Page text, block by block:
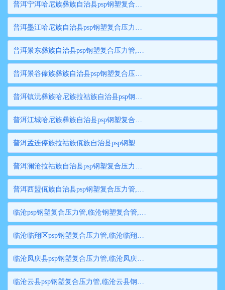
普洱宁洱哈尼族彝族自治县psp钢塑复合压力管,普洱宁洱哈尼族彝族自治县钢塑复合管,普洱宁洱哈尼族彝族自治县衬塑钢管,普洱宁洱哈尼族彝族自治县psp钢塑复合穿线管,普洱宁洱哈尼族彝族自治县内衬塑复合钢管
普洱墨江哈尼族自治县psp钢塑复合压力管,普洱墨江哈尼族自治县钢塑复合管,普洱墨江哈尼族自治县衬塑钢管,普洱墨江哈尼族自治县psp钢塑复合穿线管,普洱墨江哈尼族自治县内衬塑复合钢管
普洱景东彝族自治县psp钢塑复合压力管,普洱景东彝族自治县钢塑复合管,普洱景东彝族自治县衬塑钢管,普洱景东彝族自治县psp钢塑复合穿线管,普洱景东彝族自治县内衬塑复合钢管
普洱景谷傣族彝族自治县psp钢塑复合压力管,普洱景谷傣族彝族自治县钢塑复合管,普洱景谷傣族彝族自治县衬塑钢管,普洱景谷傣族彝族自治县psp钢塑复合穿线管,普洱景谷傣族彝族自治县内衬塑复合钢管
普洱镇沅彝族哈尼族拉祜族自治县psp钢塑复合压力管,普洱镇沅彝族哈尼族拉祜族自治县钢塑复合管,普洱镇沅彝族哈尼族拉祜族自治县衬塑钢管,普洱镇沅彝族哈尼族拉祜族自治县psp钢塑复合穿线管,普洱镇沅彝族哈尼族拉祜族自治县内衬塑复合钢管
普洱江城哈尼族彝族自治县psp钢塑复合压力管,普洱江城哈尼族彝族自治县钢塑复合管,普洱江城哈尼族彝族自治县衬塑钢管,普洱江城哈尼族彝族自治县psp钢塑复合穿线管,普洱江城哈尼族彝族自治县内衬塑复合钢管
普洱孟连傣族拉祜族佤族自治县psp钢塑复合压力管,普洱孟连傣族拉祜族佤族自治县钢塑复合管,普洱孟连傣族拉祜族佤族自治县衬塑钢管,普洱孟连傣族拉祜族佤族自治县psp钢塑复合穿线管,普洱孟连傣族拉祜族佤族自治县内衬塑复合钢管
普洱澜沧拉祜族自治县psp钢塑复合压力管,普洱澜沧拉祜族自治县钢塑复合管,普洱澜沧拉祜族自治县衬塑钢管,普洱澜沧拉祜族自治县psp钢塑复合穿线管,普洱澜沧拉祜族自治县内衬塑复合钢管
普洱西盟佤族自治县psp钢塑复合压力管,普洱西盟佤族自治县钢塑复合管,普洱西盟佤族自治县衬塑钢管,普洱西盟佤族自治县psp钢塑复合穿线管,普洱西盟佤族自治县内衬塑复合钢管
临沧psp钢塑复合压力管,临沧钢塑复合管,临沧衬塑钢管,临沧psp钢塑复合穿线管,临沧内衬塑复合钢管
临沧临翔区psp钢塑复合压力管,临沧临翔区钢塑复合管,临沧临翔区衬塑钢管,临沧临翔区psp钢塑复合穿线管,临沧临翔区内衬塑复合钢管
临沧凤庆县psp钢塑复合压力管,临沧凤庆县钢塑复合管,临沧凤庆县衬塑钢管,临沧凤庆县psp钢塑复合穿线管,临沧凤庆县内衬塑复合钢管
临沧云县psp钢塑复合压力管,临沧云县钢塑复合管,临沧云县衬塑钢管,临沧云县psp钢塑复合穿线管,临沧云县内衬塑复合钢管